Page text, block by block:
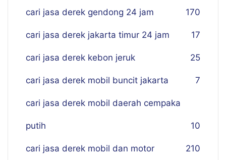
cari jasa derek gendong 24 jam 170
cari jasa derek jakarta timur 24 jam 17
cari jasa derek kebon jeruk 25
cari jasa derek mobil buncit jakarta 7
cari jasa derek mobil daerah cempaka
putih 10
cari jasa derek mobil dan motor 210